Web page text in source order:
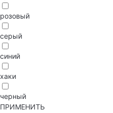
розовый
серый
синий
хаки
черный
ПРИМЕНИТЬ